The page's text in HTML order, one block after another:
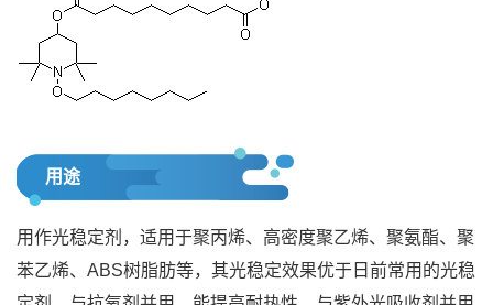
用途
用作光稳定剂，适用于聚丙烯、高密度聚乙烯、聚氨酯、聚
苯乙烯、ABS树脂肪等，其光稳定效果优于日前常用的光稳